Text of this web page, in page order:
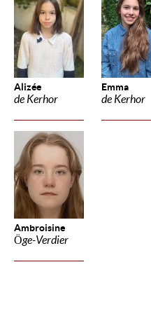
Alizée
de Kerhor
Emma
de Kerhor
Ambroisine
Öge-Verdier